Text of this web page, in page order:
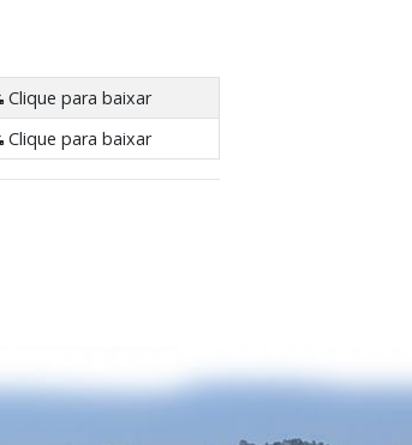
Clique para baixar
Clique para baixar